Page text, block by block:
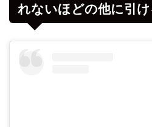
れないほどの他に引